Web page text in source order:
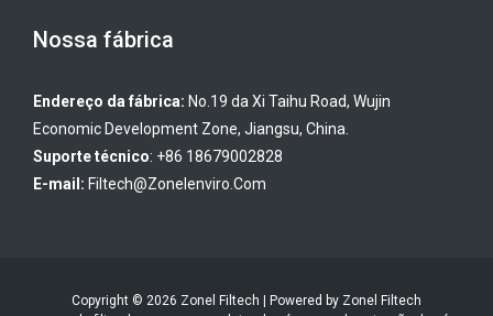
Nossa fábrica
Endereço da fábrica: No.19 da Xi Taihu Road, Wujin
Economic Development Zone, Jiangsu, China.
Suporte técnico: +86 18679002828
E-mail: Filtech@zonelenviro.com
Copyright © 2026 Zonel Filtech | Powered by Zonel Filtech